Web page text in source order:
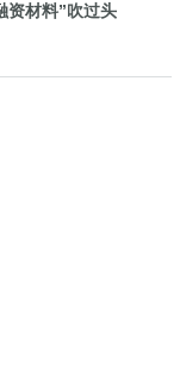
资材料”吹过头